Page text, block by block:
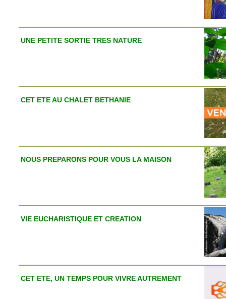
UNE PETITE SORTIE TRES NATURE
CET ETE AU CHALET BETHANIE
NOUS PREPARONS POUR VOUS LA MAISON
VIE EUCHARISTIQUE ET CREATION
CET ETE, UN TEMPS POUR VIVRE AUTREMENT